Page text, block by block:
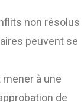
non résolus
peuvent se
à une
de